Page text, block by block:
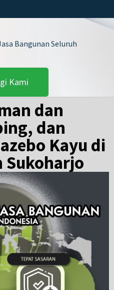
Bangunan Seluruh
Kami
dan
dan
Kayu di
Sukoharjo